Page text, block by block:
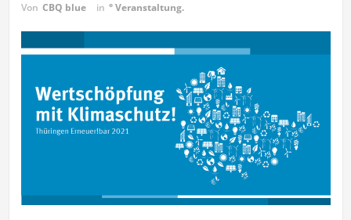
Von CBQ blue in ° Veranstaltung.